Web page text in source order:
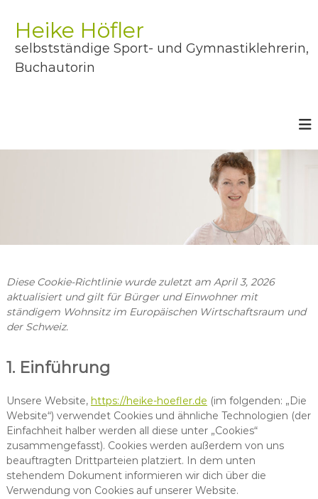
n
Heike Höfler
selbstständige Sport- und Gymnastiklehrerin,
Buchautorin
Diese Cookie-Richtlinie wurde zuletzt am April 3, 2026
aktualisiert und gilt für Bürger und Einwohner mit
ständigem Wohnsitz im Europäischen Wirtschaftsraum und
der Schweiz.
1. Einführung
Unsere Website, https://heike-hoefler.de (im folgenden: „Die
Website“) verwendet Cookies und ähnliche Technologien (der
Einfachheit halber werden all diese unter „Cookies“
zusammengefasst). Cookies werden außerdem von uns
beauftragten Drittparteien platziert. In dem unten
stehendem Dokument informieren wir dich über die
Verwendung von Cookies auf unserer Website.